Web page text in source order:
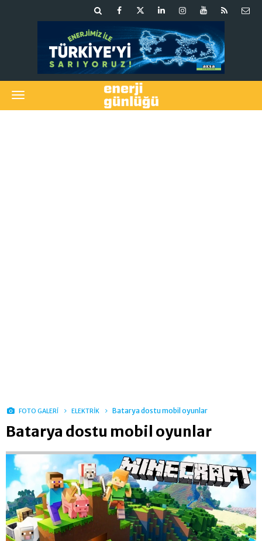
FOTO GALERİ ELEKTRİK Batarya dostu mobil oyunlar
Batarya dostu mobil oyunlar